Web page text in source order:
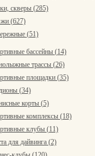
скверы (285)
(627)
(51)
бассейны (14)
трассы (26)
площадки (35)
(34)
корты (5)
комплексы (18)
клубы (11)
для дайвинга (2)